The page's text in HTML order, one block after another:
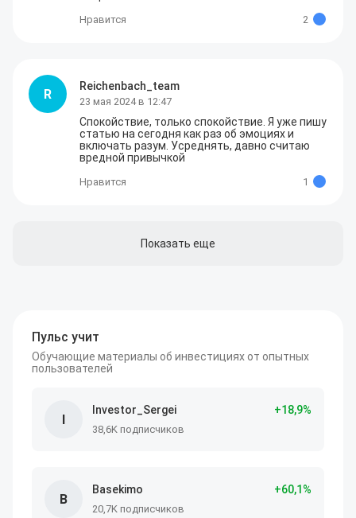
Нравится 2
R
Reichenbach_team
23 мая 2024 в 12:47
Спокойствие, только спокойствие. Я уже пишу
статью на сегодня как раз об эмоциях и
включать разум. Усреднять, давно считаю
вредной привычкой
Нравится 1
Показать еще
Пульс учит
Обучающие материалы об инвестициях от опытных
пользователей
I
Investor_Sergei +18,9%
38,6K подписчиков
B
Basekimo +60,1%
20,7K подписчиков